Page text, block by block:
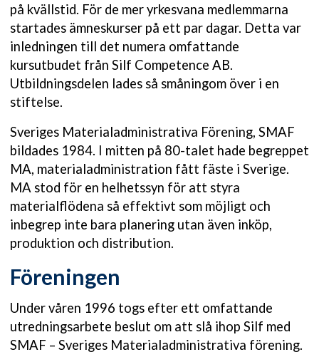
på kvällstid. För de mer yrkesvana medlemmarna
startades ämneskurser på ett par dagar. Detta var
inledningen till det numera omfattande
kursutbudet från Silf Competence AB.
Utbildningsdelen lades så småningom över i en
stiftelse.
Sveriges Materialadministrativa Förening, SMAF
bildades 1984. I mitten på 80-talet hade begreppet
MA, materialadministration fått fäste i Sverige.
MA stod för en helhetssyn för att styra
materialflödena så effektivt som möjligt och
inbegrep inte bara planering utan även inköp,
produktion och distribution.
Föreningen
Under våren 1996 togs efter ett omfattande
utredningsarbete beslut om att slå ihop Silf med
SMAF – Sveriges Materialadministrativa förening.